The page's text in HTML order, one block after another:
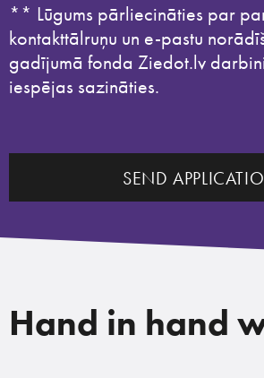
** Lūgums pārliecināties par
kontakttālruņu un e-pastu
gadījumā fonda Ziedot.lv
iespējas sazināties.
SEND
Hand in hand